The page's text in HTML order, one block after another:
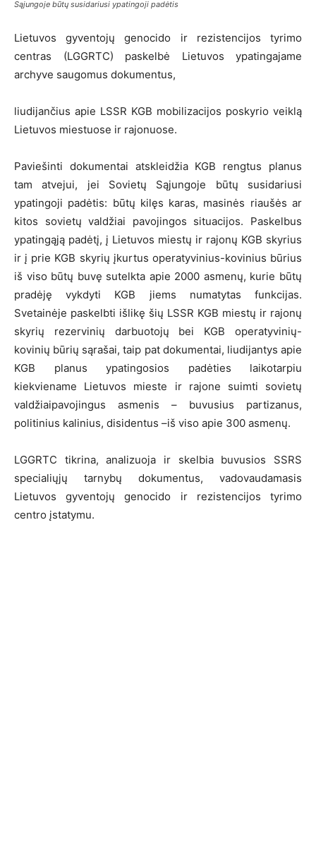
Sąjungoje būtų susidariusi ypatingoji padėtis
Lietuvos gyventojų genocido ir rezistencijos tyrimo
centras (LGGRTC) paskelbė Lietuvos ypatingajame
archyve saugomus dokumentus,
liudijančius apie LSSR KGB mobilizacijos poskyrio veiklą
Lietuvos miestuose ir rajonuose.
Paviešinti dokumentai atskleidžia KGB rengtus planus
tam atvejui, jei Sovietų Sąjungoje būtų susidariusi
ypatingoji padėtis: būtų kilęs karas, masinės riaušės ar
kitos sovietų valdžiai pavojingos situacijos. Paskelbus
ypatingąją padėtį, į Lietuvos miestų ir rajonų KGB skyrius
ir į prie KGB skyrių įkurtus operatyvinius-kovinius būrius
iš viso būtų buvę sutelkta apie 2000 asmenų, kurie būtų
pradėję vykdyti KGB jiems numatytas funkcijas.
Svetainėje paskelbti išlikę šių LSSR KGB miestų ir rajonų
skyrių rezervinių darbuotojų bei KGB operatyvinių-
kovinių būrių sąrašai, taip pat dokumentai, liudijantys apie
KGB planus ypatingosios padėties laikotarpiu
kiekviename Lietuvos mieste ir rajone suimti sovietų
valdžiaipavojingus asmenis – buvusius partizanus,
politinius kalinius, disidentus –iš viso apie 300 asmenų.
LGGRTC tikrina, analizuoja ir skelbia buvusios SSRS
specialiųjų tarnybų dokumentus, vadovaudamasis
Lietuvos gyventojų genocido ir rezistencijos tyrimo
centro įstatymu.